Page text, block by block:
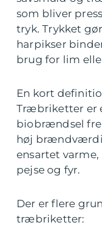
som bliver
tryk. Trykket
harpikser
brug for lim
En kort
Træbriketter er
biobrændsel
høj
ensartet
pejse og fyr.
Der er flere
træbriketter: